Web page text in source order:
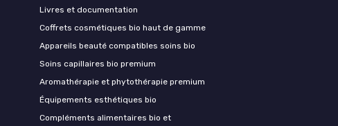
Livres et documentation
Coffrets cosmétiques bio haut de gamme
Appareils beauté compatibles soins bio
Soins capillaires bio premium
Aromathérapie et phytothérapie premium
Équipements esthétiques bio
Compléments alimentaires bio et